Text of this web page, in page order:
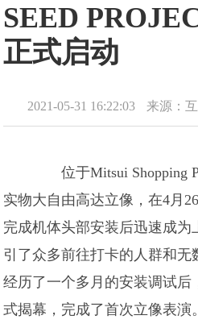
SEED
正式启动
2021-05-31 16:22:03 来源：
位于Mitsui Shopping
实物大自由高达立像，在4月
完成机体头部安装后迅速成为
引了众多前往打卡的人群和无
经历了一个多月的安装调试后
式揭幕，完成了首次立像表演。